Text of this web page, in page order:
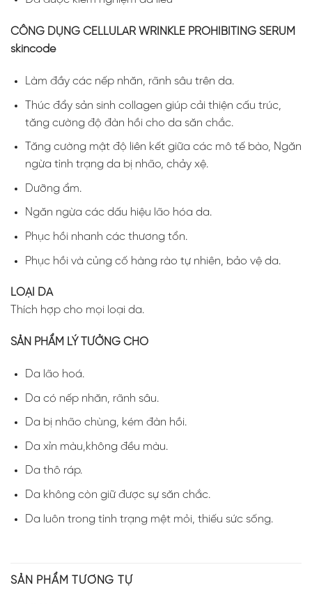
CÔNG DỤNG CELLULAR WRINKLE PROHIBITING SERUM
skincode
Làm đầy các nếp nhăn, rãnh sâu trên da.
Thúc đẩy sản sinh collagen giúp cải thiện cấu trúc,
tăng cường độ đàn hồi cho da săn chắc.
Tăng cường mật độ liên kết giữa các mô tế bào, Ngăn
ngừa tình trạng da bị nhão, chảy xệ.
Dưỡng ẩm.
Ngăn ngừa các dấu hiệu lão hóa da.
Phục hồi nhanh các thương tổn.
Phục hồi và củng cố hàng rào tự nhiên, bảo vệ da.
LOẠI DA
Thích hợp cho mọi loại da.
SẢN PHẨM LÝ TƯỞNG CHO
Da lão hoá.
Da có nếp nhăn, rãnh sâu.
Da bị nhão chùng, kém đàn hồi.
Da xỉn màu,không đều màu.
Da thô ráp.
Da không còn giữ được sự săn chắc.
Da luôn trong tình trạng mệt mỏi, thiếu sức sống.
SẢN PHẨM TƯƠNG TỰ